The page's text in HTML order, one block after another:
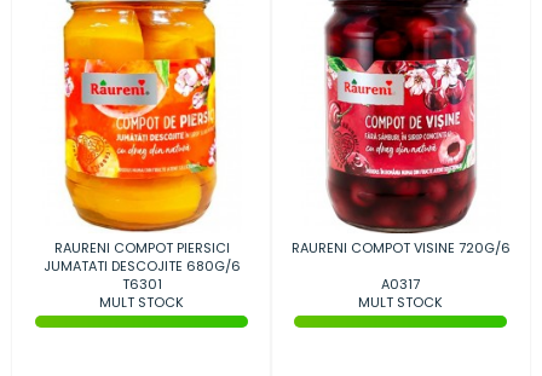
RAURENI COMPOT PIERSICI
JUMATATI DESCOJITE 680G/6
T6301
MULT STOCK
RAURENI COMPOT VISINE 720G/6
A0317
MULT STOCK